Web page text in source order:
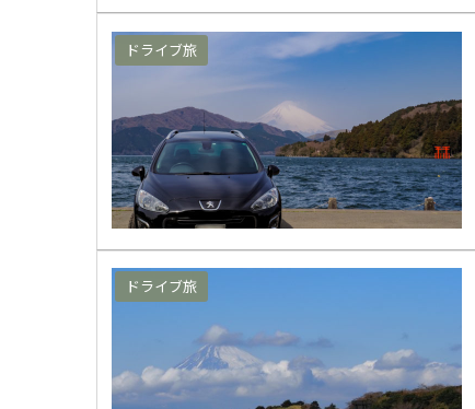
ドライブ旅
ドライブ旅